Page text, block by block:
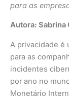
para as
Autora: Sabrina
A privacidade é
para as
incidentes
por ano no
Monetário